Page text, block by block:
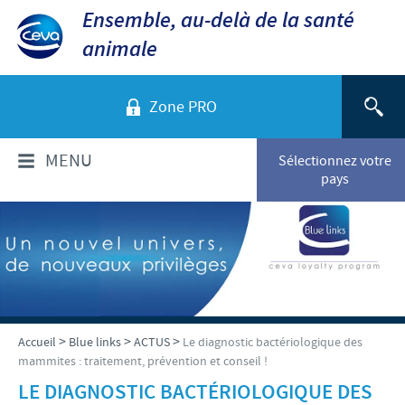
Ensemble, au-delà de la santé
animale
Zone PRO
Sélectionnez votre
pays
MENU
QUI SOMMES-NOUS?
Aperçu de la société
Ceva Santé Animale Tunisie
Production
PRODUITS
Volailles
Ovins - Caprins
ACTUALITÉS ET MÉDIA
Ceva News
RESPONSABILITÉS
Accueil > Blue links>ACTUS> Le diagnostic bactériologique des
mammites : traitement, prévention et conseil !
LE DIAGNOSTIC BACTÉRIOLOGIQUE DES